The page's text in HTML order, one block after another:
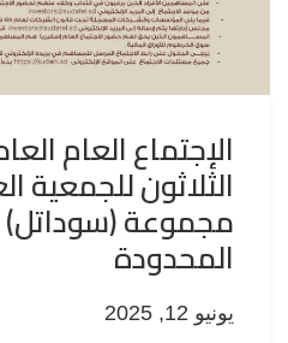
الإجتماع العام
الثلاثون للجمعية
مجموعة (سوداتل)
المحدودة
يونيو 12, 2025